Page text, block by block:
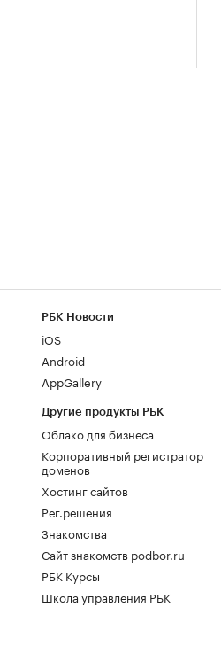
РБК Новости
iOS
Android
AppGallery
Другие продукты РБК
Облако для бизнеса
Корпоративный регистратор
доменов
Хостинг сайтов
Рег.решения
Знакомства
Сайт знакомств podbor.ru
РБК Курсы
Школа управления РБК